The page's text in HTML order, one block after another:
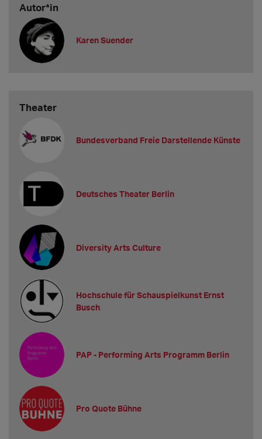
Autor*in
Karen Suender
Theater
Bundesverband Freie Darstellende Künste
Deutsches Theater Berlin
Diversity Arts Culture
Hochschule für Schauspielkunst Ernst
Busch
PAP - Performing Arts Programm Berlin
Pro Quote Bühne